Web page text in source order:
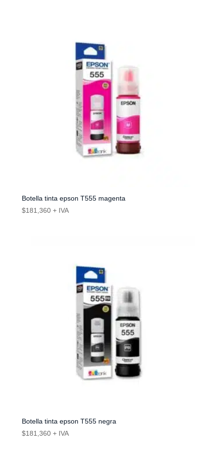
Botella tinta epson T555 magenta
$181,360 + IVA
Botella tinta epson T555 negra
$181,360 + IVA